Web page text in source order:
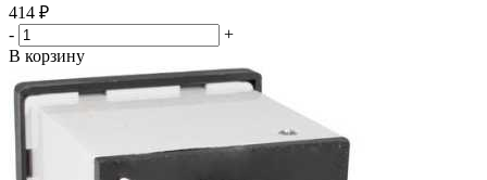
414 ₽
-
+
В корзину